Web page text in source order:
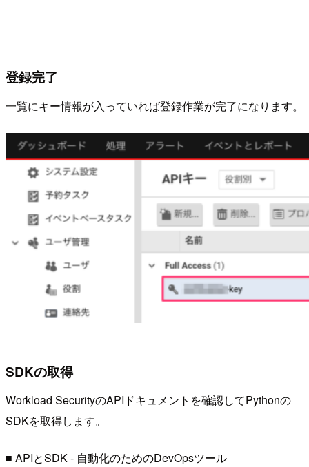
登録完了
一覧にキー情報が入っていれば登録作業が完了になります。
SDKの取得
Workload SecurityのAPIドキュメントを確認してPythonの
SDKを取得します。
■ APIとSDK - 自動化のためのDevOpsツール